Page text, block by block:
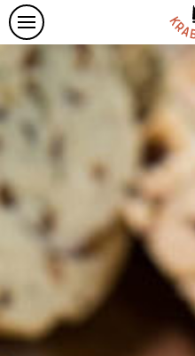
Oppskrifter Om